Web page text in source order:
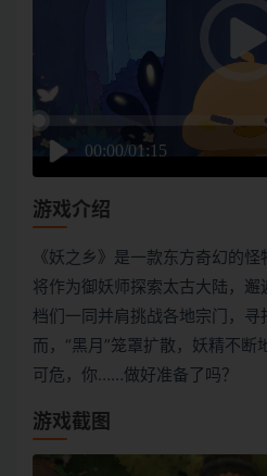
游戏介绍
《妖之乡》是一款东方奇幻的
将作为御妖师探索太古大陆，
档们一同并肩挑战各地宗门，
而，“黑月”笼罩扩散，妖精不断
可危，你……做好准备了吗？
游戏截图